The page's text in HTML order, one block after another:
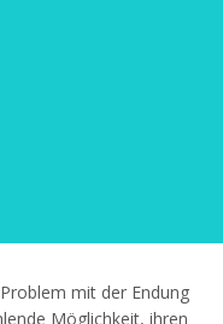
mit der Endung
Möglichkeit, ihren